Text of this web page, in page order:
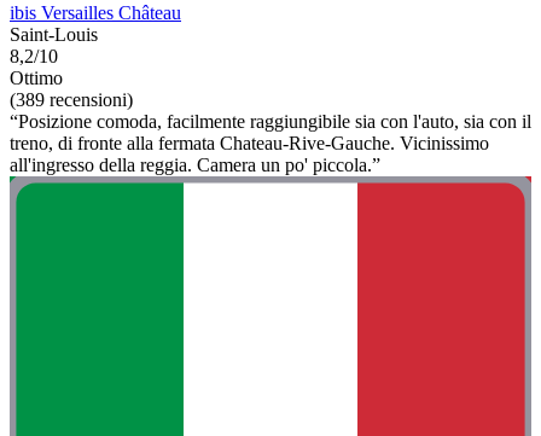
ibis Versailles Château
Saint-Louis
8,2/10
Ottimo
(389 recensioni)
“Posizione comoda, facilmente raggiungibile sia con l'auto, sia con il
treno, di fronte alla fermata Chateau-Rive-Gauche. Vicinissimo
all'ingresso della reggia. Camera un po' piccola.”